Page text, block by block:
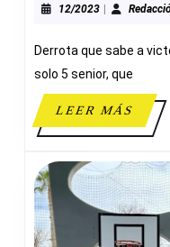
12/202312/2023
Derrota que sabe a
solo 5 senior, que
LEER MÁSLEER
MÁS